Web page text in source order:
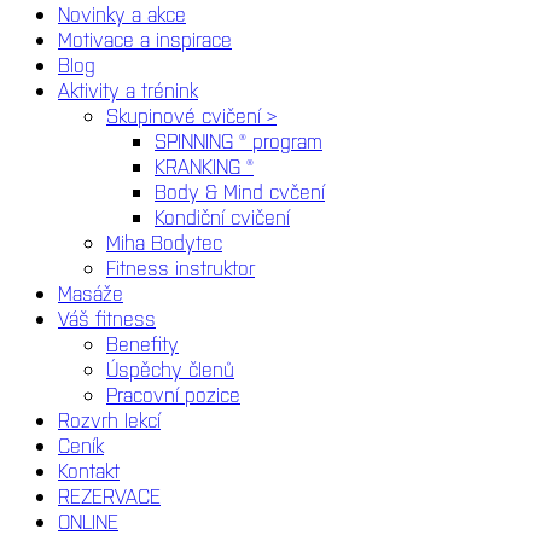
Novinky a akce
Motivace a inspirace
Blog
Aktivity a trénink
Skupinové cvičení >
SPINNING ® program
KRANKING ®
Body & Mind cvčení
Kondiční cvičení
Miha Bodytec
Fitness instruktor
Masáže
Váš fitness
Benefity
Úspěchy členů
Pracovní pozice
Rozvrh lekcí
Ceník
Kontakt
REZERVACE
ONLINE